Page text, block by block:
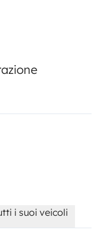
i suoi veicoli